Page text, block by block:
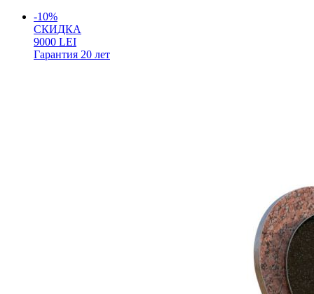
-10%
СКИДКА
9000 LEI
Гарантия 20 лет